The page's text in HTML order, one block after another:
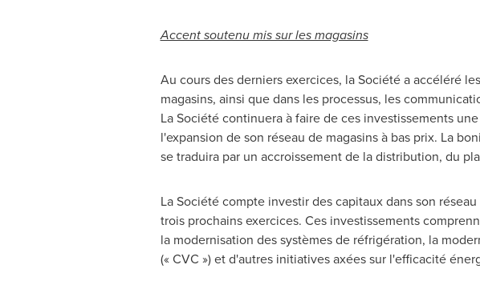
Accent soutenu mis sur les magasins
Au cours des derniers exercices, la Société a accéléré
magasins, ainsi que dans les processus, les
La Société continuera à faire de ces investissements
l'expansion de son réseau de magasins à bas prix. La
se traduira par un accroissement de la distribution, du
La Société compte investir des capitaux dans son
trois prochains exercices. Ces investissements
la modernisation des systèmes de réfrigération, la
(« CVC ») et d'autres initiatives axées sur l'efficacité